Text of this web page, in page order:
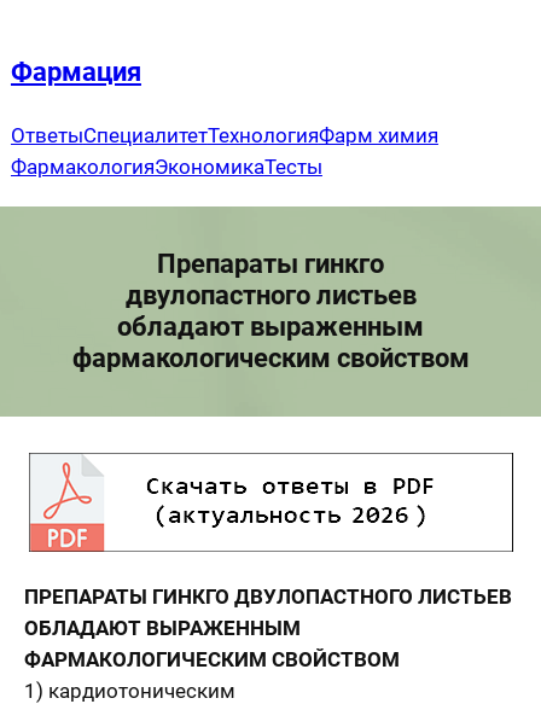
содержимому
Фармация
ОтветыСпециалитетТехнологияФарм химия
ФармакологияЭкономикаТесты
Препараты гинкго
двулопастного листьев
обладают выраженным
фармакологическим свойством
ПРЕПАРАТЫ ГИНКГО ДВУЛОПАСТНОГО ЛИСТЬЕВ
ОБЛАДАЮТ ВЫРАЖЕННЫМ
ФАРМАКОЛОГИЧЕСКИМ СВОЙСТВОМ
1) кардиотоническим